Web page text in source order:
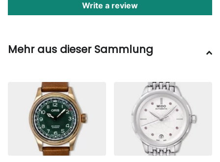
Write a review
Mehr aus dieser Sammlung